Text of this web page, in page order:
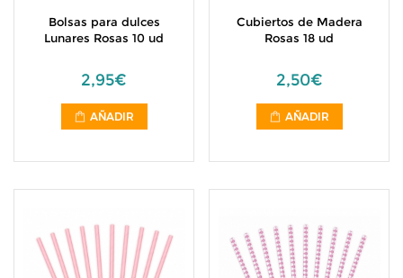
Bolsas para dulces
Lunares Rosas 10 ud
2,95€
AÑADIR
Cubiertos de Madera
Rosas 18 ud
2,50€
AÑADIR